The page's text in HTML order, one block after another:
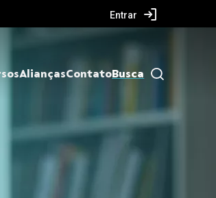
Entrar
AliançasContatoBusca